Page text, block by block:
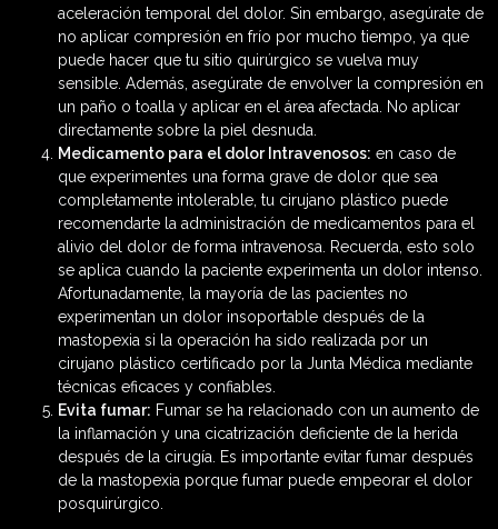
aceleración temporal del dolor. Sin embargo, asegúrate de
no aplicar compresión en frío por mucho tiempo, ya que
puede hacer que tu sitio quirúrgico se vuelva muy
sensible. Además, asegúrate de envolver la compresión en
un paño o toalla y aplicar en el área afectada. No aplicar
directamente sobre la piel desnuda.
Medicamento para el dolor Intravenosos: en caso de
que experimentes una forma grave de dolor que sea
completamente intolerable, tu cirujano plástico puede
recomendarte la administración de medicamentos para el
alivio del dolor de forma intravenosa. Recuerda, esto solo
se aplica cuando la paciente experimenta un dolor intenso.
Afortunadamente, la mayoría de las pacientes no
experimentan un dolor insoportable después de la
mastopexia si la operación ha sido realizada por un
cirujano plástico certificado por la Junta Médica mediante
técnicas eficaces y confiables.
Evita fumar: Fumar se ha relacionado con un aumento de
la inflamación y una cicatrización deficiente de la herida
después de la cirugía. Es importante evitar fumar después
de la mastopexia porque fumar puede empeorar el dolor
posquirúrgico.